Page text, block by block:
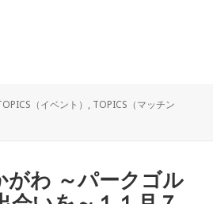
（イベント） , TOPICS（マッチン
わ ～パークゴル